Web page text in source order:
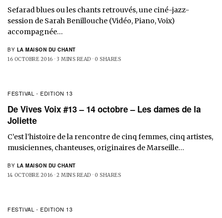
Sefarad blues ou les chants retrouvés, une ciné-jazz-
session de Sarah Benillouche (Vidéo, Piano, Voix)
accompagnée…
BY LA MAISON DU CHANT
16 OCTOBRE 2016 3 MINS READ 0 SHARES
FESTIVAL - EDITION 13
De Vives Voix #13 – 14 octobre – Les dames de la
Joliette
C’est l’histoire de la rencontre de cinq femmes, cinq artistes,
musiciennes, chanteuses, originaires de Marseille…
BY LA MAISON DU CHANT
14 OCTOBRE 2016 2 MINS READ 0 SHARES
FESTIVAL - EDITION 13